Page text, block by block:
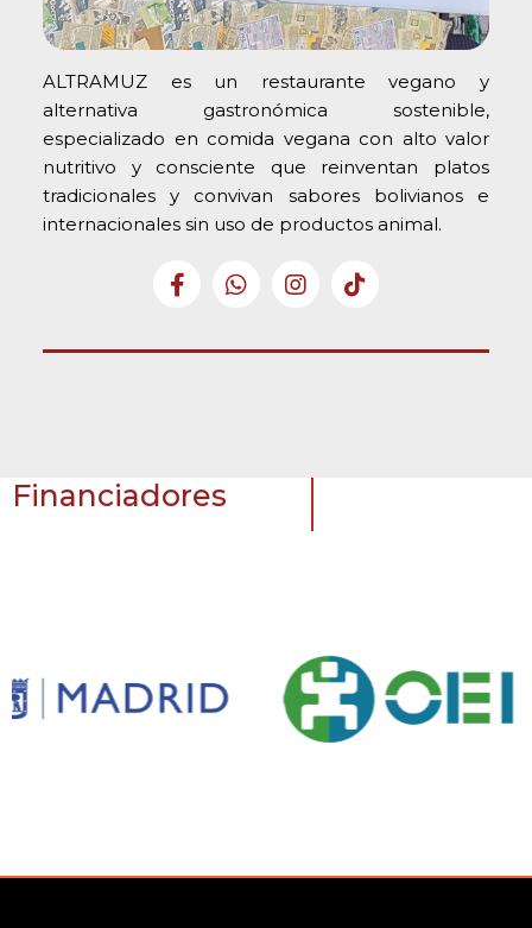
ALTRAMUZ es un restaurante vegano y
alternativa gastronómica sostenible,
especializado en comida vegana con alto valor
nutritivo y consciente que reinventan platos
tradicionales y convivan sabores bolivianos e
internacionales sin uso de productos animal.
Financiadores